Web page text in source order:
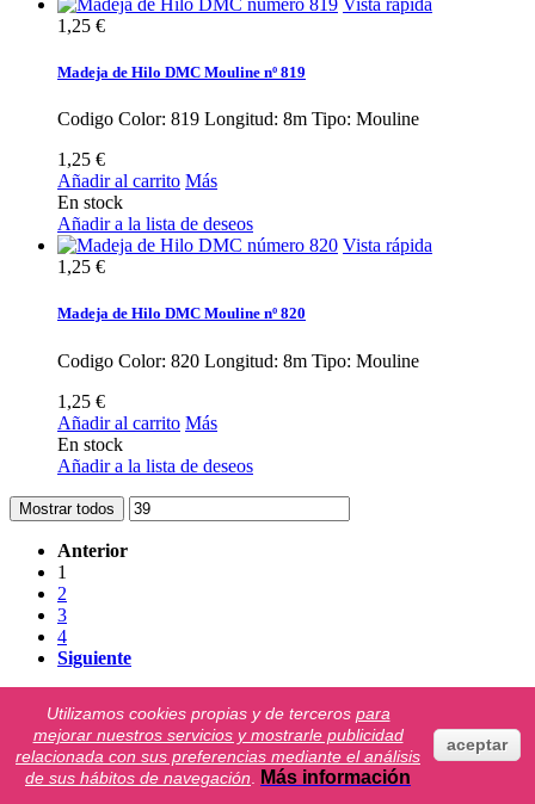
1,25 €
Madeja de Hilo DMC Mouline nº 819
Codigo Color: 819 Longitud: 8m Tipo: Mouline
1,25 €
Añadir al carrito Más
En stock
Añadir a la lista de deseos
Vista rápida
1,25 €
Madeja de Hilo DMC Mouline nº 820
Codigo Color: 820 Longitud: 8m Tipo: Mouline
1,25 €
Añadir al carrito Más
En stock
Añadir a la lista de deseos
Mostrar todos
Anterior
1
2
3
4
Siguiente
Información
Aviso legal
Utilizamos cookies propias y de terceros para
mejorar nuestros servicios y mostrarle publicidad
relacionada con sus preferencias mediante el análisis
de sus hábitos de navegación
Más información
aceptar